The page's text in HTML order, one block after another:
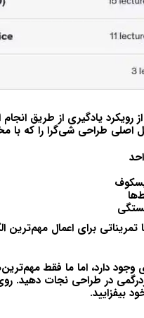
رویکرد یادگیری از طریق انجام
اصلی طراحی شی‌گرا را که با
برای اعمال مهم‌ترین
دارد، اما ما فقط
بیفزایید.